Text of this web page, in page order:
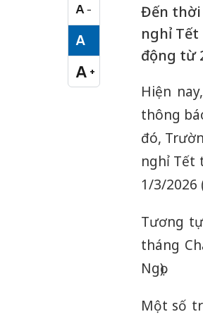
A −
Cỡ chữ nhỏ
A
Cỡ chữ vừa
A +
Cỡ chữ lớn
Đến thời
nghỉ Tết
động từ
Hiện
thông
đó,
nghỉ Tết
1/3/2026
Tương
tháng
Ngọ).
Một số